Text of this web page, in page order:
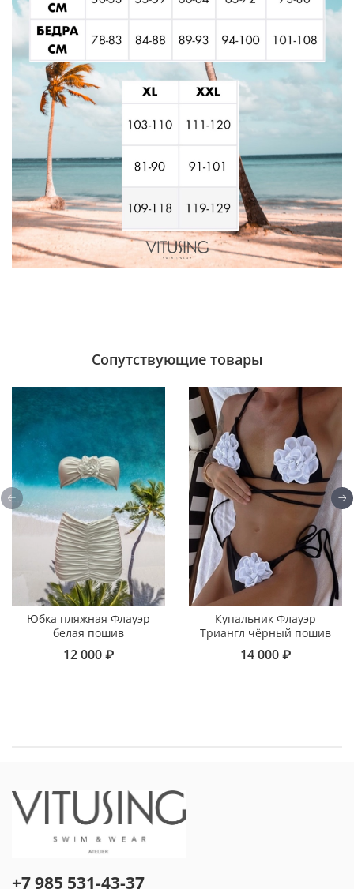
Сопутствующие товары
Юбка пляжная Флауэр
белая пошив
12 000 ₽
Купальник Флауэр
Триангл чёрный пошив
14 000 ₽
+7 985 531-43-37